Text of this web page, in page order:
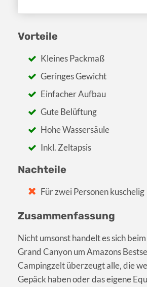
Vorteile
Kleines Packmaß
Geringes Gewicht
Einfacher Aufbau
Gute Belüftung
Hohe Wassersäule
Inkl. Zeltapsis
Nachteile
Für zwei Personen kuschelig
Zusammenfassung
Nicht umsonst handelt es sich
Grand Canyon um Amazons
Campingzelt überzeugt alle, die
Gepäck haben oder das eigene